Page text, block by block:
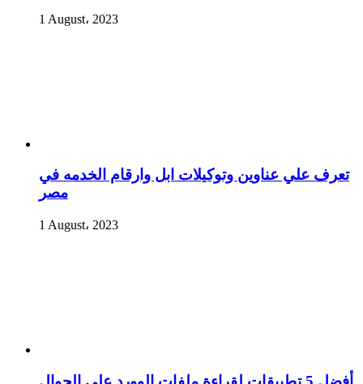
1 August، 2023
تعرف علي عناوين وتوكيلات ابل وارقام الخدمه في
مصر
1 August، 2023